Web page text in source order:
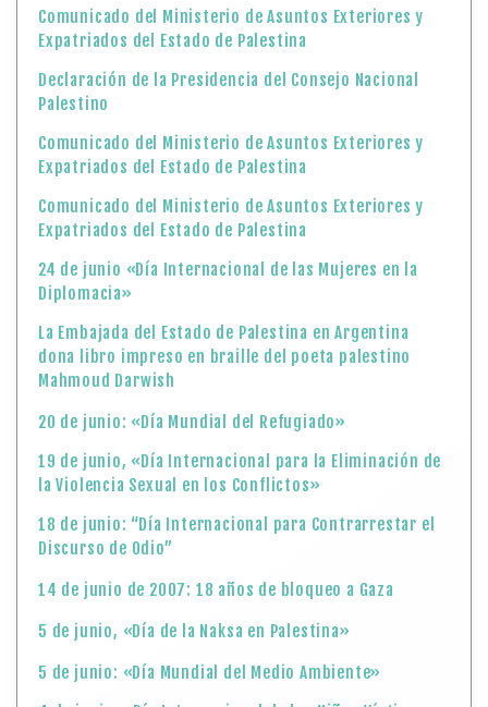
Comunicado del Ministerio de Asuntos Exteriores y
Expatriados del Estado de Palestina
Declaración de la Presidencia del Consejo Nacional
Palestino
Comunicado del Ministerio de Asuntos Exteriores y
Expatriados del Estado de Palestina
Comunicado del Ministerio de Asuntos Exteriores y
Expatriados del Estado de Palestina
24 de junio «Día Internacional de las Mujeres en la
Diplomacia»
La Embajada del Estado de Palestina en Argentina
dona libro impreso en braille del poeta palestino
Mahmoud Darwish
20 de junio: «Día Mundial del Refugiado»
19 de junio, «Día Internacional para la Eliminación de
la Violencia Sexual en los Conflictos»
18 de junio: “Día Internacional para Contrarrestar el
Discurso de Odio”
14 de junio de 2007: 18 años de bloqueo a Gaza
5 de junio, «Día de la Naksa en Palestina»
5 de junio: «Día Mundial del Medio Ambiente»